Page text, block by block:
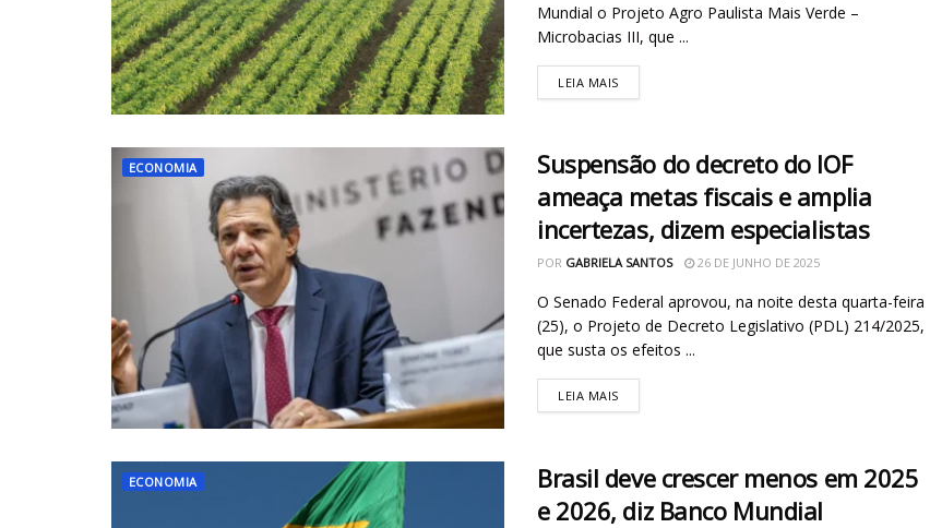
Mundial o Projeto Agro Paulista Mais Verde –
Microbacias III, que ...
LEIA MAIS
ECONOMIA
Suspensão do decreto do IOF
ameaça metas fiscais e amplia
incertezas, dizem especialistas
POR GABRIELA SANTOS 26 DE JUNHO DE 2025
O Senado Federal aprovou, na noite desta quarta-feira
(25), o Projeto de Decreto Legislativo (PDL) 214/2025,
que susta os efeitos ...
LEIA MAIS
ECONOMIA
Brasil deve crescer menos em 2025
e 2026, diz Banco Mundial